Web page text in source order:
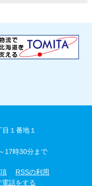
１番地１
17時30分まで
RSSの利用
電話をする